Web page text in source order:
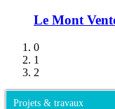
Le Mont
0
1
2
Projets & travaux